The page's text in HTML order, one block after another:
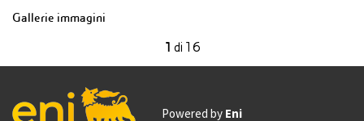
Gallerie immagini
1 di 16
Powered by Eni